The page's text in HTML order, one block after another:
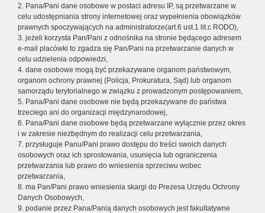
2. Pana/Pani dane osobowe w postaci adresu IP, są przetwarzane w
celu udostępniania strony internetowej oraz wypełnienia obowiązków
prawnych spoczywających na administratorze(art.6 ust.1 lit.c RODO),
3. jeżeli korzysta Pan/Pani z odnośnika na stronie będącego adresem
e-mail placówki to zgadza się Pan/Pani na przetwarzanie danych w
celu udzielenia odpowiedzi,
4. dane osobowe mogą być przekazywane organom państwowym,
organom ochrony prawnej (Policja, Prokuratura, Sąd) lub organom
samorządu terytorialnego w związku z prowadzonym postępowaniem,
5. Pana/Pani dane osobowe nie będą przekazywane do państwa
trzeciego ani do organizacji międzynarodowej,
6. Pana/Pani dane osobowe będą przetwarzane wyłącznie przez okres
i w zakresie niezbędnym do realizacji celu przetwarzania,
7. przysługuje Panu/Pani prawo dostępu do treści swoich danych
osobowych oraz ich sprostowania, usunięcia lub ograniczenia
przetwarzania lub prawo do wniesienia sprzeciwu wobec
przetwarzania,
8. ma Pan/Pani prawo wniesienia skargi do Prezesa Urzędu Ochrony
Danych Osobowych,
9. podanie przez Pana/Panią danych osobowych jest fakultatywne